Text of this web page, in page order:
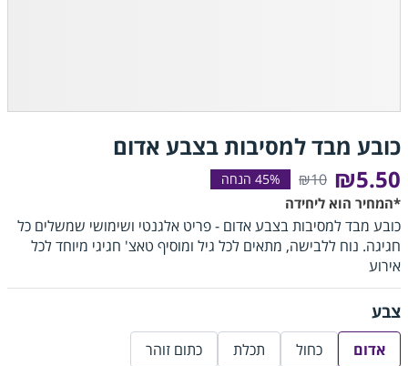
כובע מבד למסיבות בצבע אדום
₪5.50
₪10
*המחיר הוא ליחידה
כובע מבד למסיבות בצבע אדום - פריט אלגנטי ושימושי שמשלים כל
חגיגה. נוח ללבישה, מתאים לכל גיל ומוסיף טאצ' חגיגי מיוחד לכל
אירוע
צבע
אדום כחול תכלת
כתום זוהר